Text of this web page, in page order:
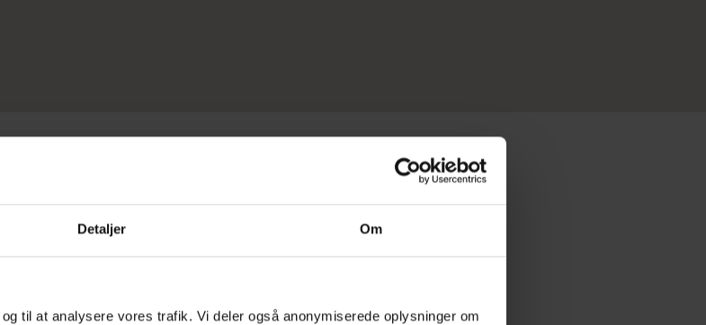
Detaljer Om
til at analysere vores trafik. Vi deler også anonymiserede oplysninger om